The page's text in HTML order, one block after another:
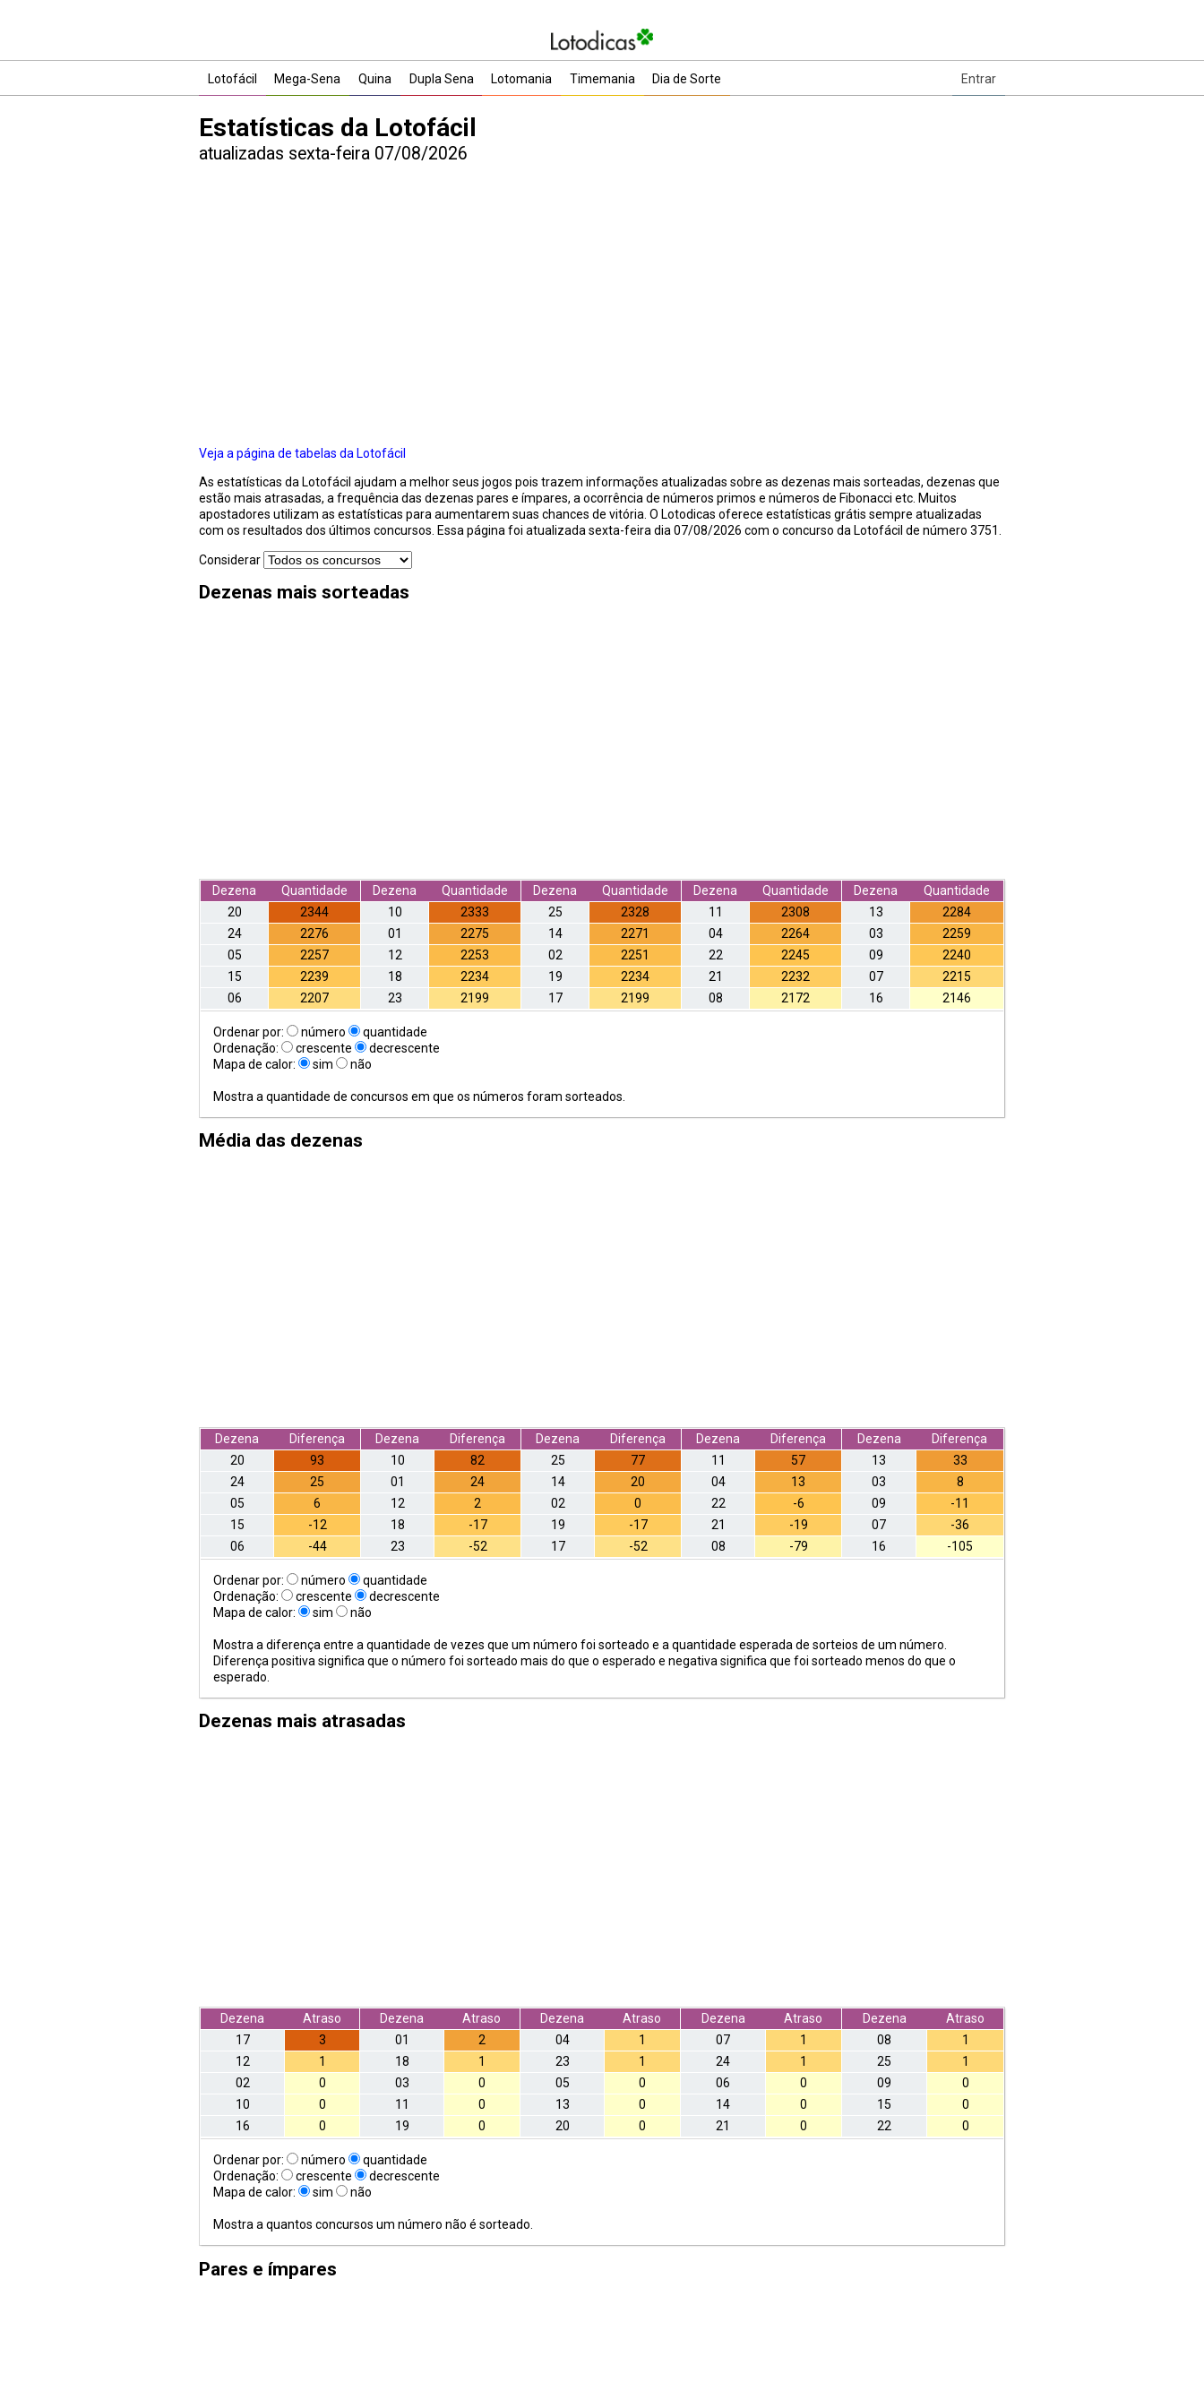
Lotofácil Mega-Sena Quina Dupla Sena Lotomania Timemania Dia de Sorte Entrar
Estatísticas da Lotofácil
atualizadas sexta-feira 07/08/2026
Veja a página de tabelas da Lotofácil
As estatísticas da Lotofácil ajudam a melhor seus jogos pois trazem informações atualizadas sobre as dezenas mais sorteadas, dezenas que
estão mais atrasadas, a frequência das dezenas pares e ímpares, a ocorrência de números primos e números de Fibonacci etc. Muitos
apostadores utilizam as estatísticas para aumentarem suas chances de vitória. O Lotodicas oferece estatísticas grátis sempre atualizadas
com os resultados dos últimos concursos. Essa página foi atualizada sexta-feira dia 07/08/2026 com o concurso da Lotofácil de número 3751.
Considerar
Dezenas mais sorteadas
Dezena Quantidade Dezena Quantidade Dezena Quantidade Dezena Quantidade Dezena
Quantidade
20
2344 10 2333 25 2328 11 2308 13
2284
24
2276 01 2275 14 2271 04 2264 03
2259
05
2257 12 2253 02 2251 22 2245 09
2240
15
2239 18 2234 19 2234 21 2232 07
2215
06
2207 23 2199 17 2199 08 2172 16 2146
Ordenar por: número
quantidade
Ordenação:
crescente
decrescente
Mapa de calor:
sim não
Mostra a quantidade de concursos em que os números foram sorteados.
Média das dezenas
Dezena Diferença Dezena Diferença Dezena Diferença Dezena Diferença Dezena
Diferença
20
93 10 82 25 77 11 57 13
33
24
25 01 24 14 20 04 13 03
8
05
6 12 2 02 0 22 -6 09
-11
15
-12 18 -17 19 -17 21 -19 07
-36
06
-44 23 -52 17 -52 08 -79 16 -105
Ordenar por: número
quantidade
Ordenação:
crescente
decrescente
Mapa de calor:
sim não
Mostra a diferença entre a quantidade de vezes que um número foi sorteado e a quantidade esperada de sorteios de um número.
Diferença positiva significa que o número foi sorteado mais do que o esperado e negativa significa que foi sorteado menos do que o
esperado.
Dezenas mais atrasadas
Dezena Atraso Dezena Atraso Dezena Atraso Dezena Atraso Dezena
Atraso
17
3 01 2 04 1 07 1 08
1
12
1 18 1 23 1 24 1 25
1
02
0 03 0 05 0 06 0 09
0
10
0 11 0 13 0 14 0 15
0
16
0 19 0 20 0 21 0 22 0
Ordenar por: número
quantidade
Ordenação:
crescente
decrescente
Mapa de calor:
sim não
Mostra a quantos concursos um número não é sorteado.
Pares e ímpares